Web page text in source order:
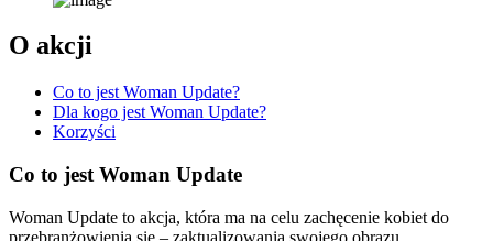
O akcji
Co to jest Woman Update?
Dla kogo jest Woman Update?
Korzyści
Co to jest Woman Update
Woman Update to akcja, która ma na celu zachęcenie kobiet do
przebranżowienia się – zaktualizowania swojego obrazu.